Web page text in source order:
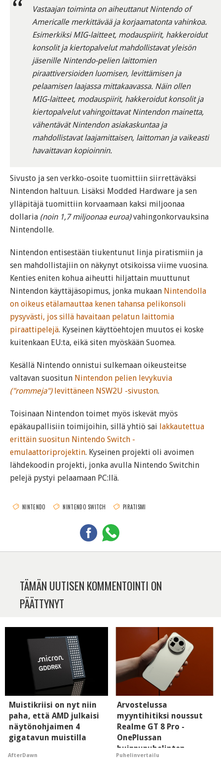
Vastaajan toiminta on aiheuttanut Nintendo of
Americalle merkittävää ja korjaamatonta vahinkoa.
Esimerkiksi MIG-laitteet, modauspiirit, hakkeroidut
konsolit ja kiertopalvelut mahdollistavat yleisön
jäsenille Nintendo-pelien laittomien
piraattiversioiden luomisen, levittämisen ja
pelaamisen laajassa mittakaavassa. Näin ollen
MIG-laitteet, modauspiirit, hakkeroidut konsolit ja
kiertopalvelut vahingoittavat Nintendon mainetta,
vähentävät Nintendon asiakaskuntaa ja
mahdollistavat laajamittaisen, laittoman ja vaikeasti
havaittavan kopioinnin.
Sivusto ja sen verkko-osoite tuomittiin siirrettäväksi
Nintendon haltuun. Lisäksi Modded Hardware ja sen
ylläpitäjä tuomittiin korvaamaan kaksi miljoonaa
dollaria (noin 1,7 miljoonaa euroa)vahingonkorvauksina
Nintendolle.
Nintendon entisestään tiukentunut linja piratismiin ja
sen mahdollistajiin on näkynyt otsikoissa viime vuosina.
Kenties eniten kohua aiheutti hiljattain muuttunut
Nintendon käyttäjäsopimus, jonka mukaan Nintendolla
on oikeus etälamauttaa kenen tahansa pelikonsoli
pysyvästi, jos sillä havaitaan pelatun laittomia
piraattipelejä. Kyseinen käyttöehtojen muutos ei koske
kuitenkaan EU:ta, eikä siten myöskään Suomea.
Kesällä Nintendo onnistui sulkemaan oikeusteitse
valtavan suositun Nintendon pelien levykuvia
("rommeja")levittäneen NSW2U -sivuston.
Toisinaan Nintendon toimet myös iskevät myös
epäkaupallisiin toimijoihin, sillä yhtiö sai lakkautettua
erittäin suositun Nintendo Switch -
emulaattoriprojektin. Kyseinen projekti oli avoimen
lähdekoodin projekti, jonka avulla Nintendo Switchin
pelejä pystyi pelaamaan PC:llä.
NINTENDO NINTENDO SWITCH PIRATISMI
TÄMÄN UUTISEN KOMMENTOINTI ON
PÄÄTTYNYT
Muistikriisi on nyt niin
paha, että AMD julkaisi
näytönohjaimen 4
gigatavun muistilla
AfterDawn
Arvostelussa
myyntihitiksi noussut
Realme GT 8 Pro -
OnePlussan
huippupuhelinten
"perillinen"
Puhelinvertailu